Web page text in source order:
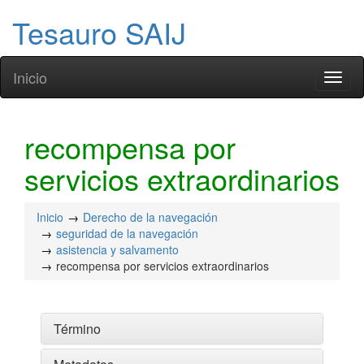
Tesauro SAIJ
Inicio
recompensa por
servicios extraordinarios
Inicio
Derecho de la navegación
seguridad de la navegación
asistencia y salvamento
recompensa por servicios extraordinarios
Término